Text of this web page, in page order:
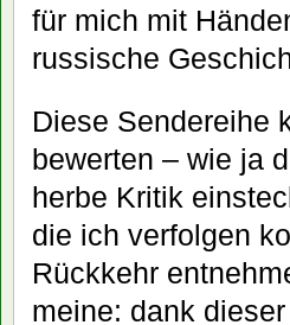
für mich mit
russische
Diese Sendereihe
bewerten – wie ja
herbe Kritik
die ich verfolgen
Rückkehr
meine: dank